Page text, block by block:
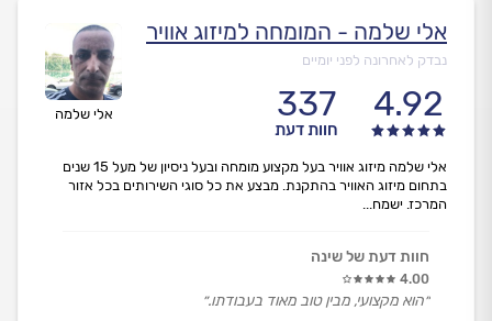
אלי שלמה
אלי שלמה - המומחה למיזוג אוויר
נבדק לאחרונה לפני יומיים
4.92
337
חוות דעת
אלי שלמה מיזוג אוויר בעל מקצוע מומחה ובעל ניסיון של מעל 15 שנים
בתחום מיזוג האוויר בהתקנת. מבצע את כל סוגי השירותים בכל אזור
המרכז. ישמח...
חוות דעת של שינה
4.00
״הוא מקצועי, מבין טוב מאוד בעבודתו.״